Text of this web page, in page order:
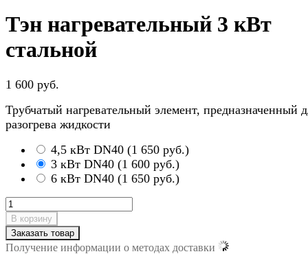
Тэн нагревательный 3 кВт
стальной
1 600 руб.
Трубчатый нагревательный элемент, предназначенный
разогрева жидкости
4,5 кВт DN40 (1 650 руб.)
3 кВт DN40 (1 600 руб.)
6 кВт DN40 (1 650 руб.)
В корзину
Заказать товар
Получение информации о методах доставки